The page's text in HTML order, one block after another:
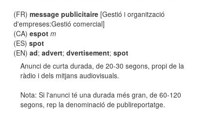
(FR)message publicitaire [Gestió i organització
d'empreses:Gestió comercial]
(CA)espot m
(ES)spot
(EN)ad;advert;dvertisement;spot
Anunci de curta durada, de 20-30 segons, propi de la
ràdio i dels mitjans audiovisuals.
Nota: Si l'anunci té una durada més gran, de 60-120
segons, rep la denominació de publireportatge.